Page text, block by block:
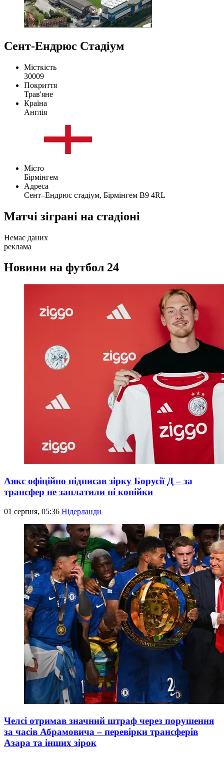
Сент-Ендрюс Стадіум
Місткість
30009
Покриття
Трав'яне
Країна
Англія
Місто
Бірмінгем
Адреса
Сент–Ендрюс стадіум, Бірмінгем B9 4RL
Матчі зіграні на стадіоні
Немає даних
реклама
Новини на футбол 24
Аякс офіційно підписав зірку Борусії Д – за
трансфер не заплатили ні копійки
01 серпня, 05:36 Нідерланди
Челсі отримав значний штраф через порушення
за часів Абрамовича – перевірки трансферів
Азара та інших зірок